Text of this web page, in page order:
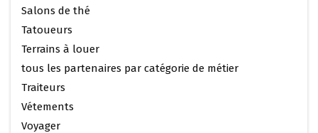
Salons de thé
Tatoueurs
Terrains à louer
tous les partenaires par catégorie de métier
Traiteurs
Vétements
Voyager